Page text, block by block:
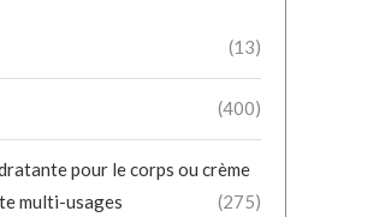
(13)
(400)
pour le corps ou crème
multi-usages
(275)